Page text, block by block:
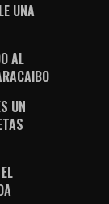
UNA
AL
UN